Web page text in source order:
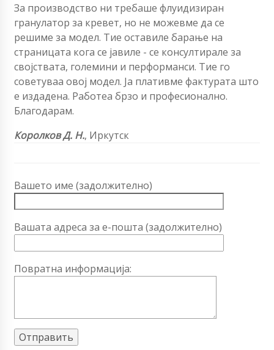
За производство ни требаше флуидизиран
гранулатор за кревет, но не можевме да се
решиме за модел. Тие оставиле барање на
страницата кога се јавиле - се консултирале за
својствата, големини и перформанси. Тие го
советуваа овој модел. Ја плативме фактурата што
е издадена. Работеа брзо и професионално.
Благодарам.
Королков Д. Н., Иркутск
Вашето име (задолжително)
Вашата адреса за е-пошта (задолжително)
Повратна информација: